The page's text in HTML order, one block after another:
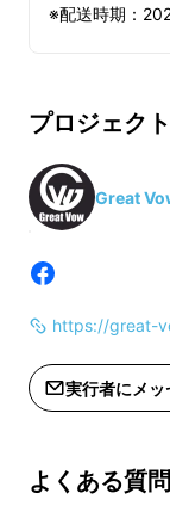
薪割り初心
すい
※配送時期：
す。ご了承く
※皆様の応援購
上した場合、正
価格より下がる
製造工程上の都
※以下のような
再配送または転
いでの配送とな
・受け取らなか
プロジェク
Great
https://great-
実行者にメッ
よくある質問